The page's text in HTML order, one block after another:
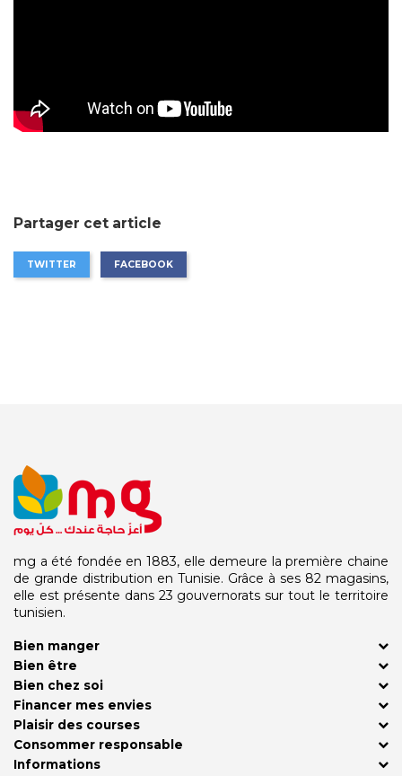
Partager cet article
TWITTER FACEBOOK
mg a été fondée en 1883, elle demeure la première chaine
de grande distribution en Tunisie. Grâce à ses 82 magasins,
elle est présente dans 23 gouvernorats sur tout le territoire
tunisien.
Bien manger
Bien être
Bien chez soi
Financer mes envies
Plaisir des courses
Consommer responsable
Informations